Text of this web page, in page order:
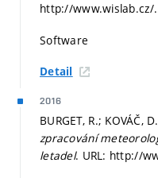
http://www.wislab.cz/
Software
Detail
2016
BURGET, R.; KOVÁČ,
zpracování
letadel. URL: http://